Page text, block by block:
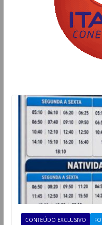
CONTEÚDO EXCLUSIVO